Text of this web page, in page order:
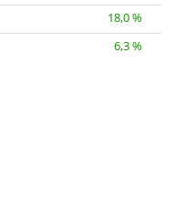
18,0 %
6,3 %